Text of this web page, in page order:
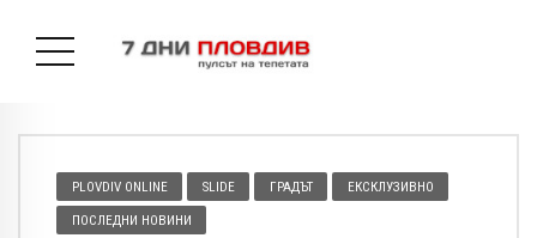
PLOVDIV ONLINE SLIDE ГРАДЪТ ЕКСКЛУЗИВНО
ПОСЛЕДНИ НОВИНИ